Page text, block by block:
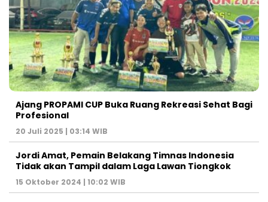
Ajang PROPAMI CUP Buka Ruang Rekreasi Sehat Bagi
Profesional
20 Juli 2025 | 03:14 WIB
Jordi Amat, Pemain Belakang Timnas Indonesia
Tidak akan Tampil dalam Laga Lawan Tiongkok
15 Oktober 2024 | 10:02 WIB